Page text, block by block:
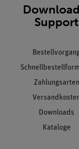
Support
Zahlungsarten
Downloads
Kataloge